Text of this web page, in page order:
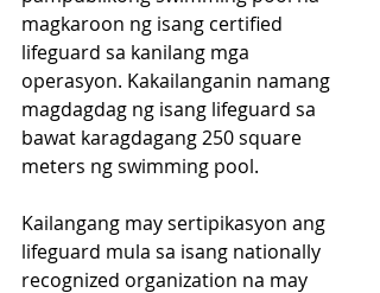
magkaroon ng isang certified
lifeguard sa kanilang mga
operasyon. Kakailanganin namang
magdagdag ng isang lifeguard sa
bawat karagdagang 250 square
meters ng swimming pool.
Kailangang may sertipikasyon ang
lifeguard mula sa isang nationally
recognized organization na may